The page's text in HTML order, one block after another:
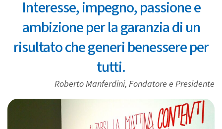
Interesse, impegno, passione e
ambizione per la garanzia di un
risultato che generi benessere per
tutti.
Roberto Manferdini, Fondatore e Presidente